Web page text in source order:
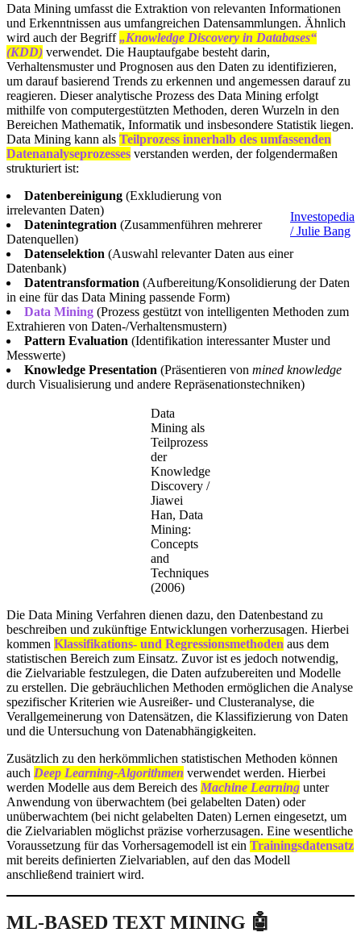
Data Mining umfasst die Extraktion von relevanten Informationen
und Erkenntnissen aus umfangreichen Datensammlungen. Ähnlich
wird auch der Begriff„Knowledge Discovery in Databases“
(KDD) verwendet. Die Hauptaufgabe besteht darin,
Verhaltensmuster und Prognosen aus den Daten zu identifizieren,
um darauf basierend Trends zu erkennen und angemessen darauf zu
reagieren. Dieser analytische Prozess des Data Mining erfolgt
mithilfe von computergestützten Methoden, deren Wurzeln in den
Bereichen Mathematik, Informatik und insbesondere Statistik liegen.
Data Mining kann als Teilprozess innerhalb des umfassenden
Datenanalyseprozesses verstanden werden, der folgendermaßen
strukturiert ist:
Investopedia
/ Julie Bang
Datenbereinigung (Exkludierung von
irrelevanten Daten)
Datenintegration (Zusammenführen mehrerer
Datenquellen)
Datenselektion (Auswahl relevanter Daten aus einer
Datenbank)
Datentransformation (Aufbereitung/Konsolidierung der Daten
in eine für das Data Mining passende Form)
Data Mining (Prozess gestützt von intelligenten Methoden zum
Extrahieren von Daten-/Verhaltensmustern)
Pattern Evaluation (Identifikation interessanter Muster und
Messwerte)
Knowledge Presentation (Präsentieren von mined knowledge
durch Visualisierung und andere Repräsenationstechniken)
Data
Mining als
Teilprozess
der
Knowledge
Discovery /
Jiawei
Han, Data
Mining:
Concepts
and
Techniques
(2006)
Die Data Mining Verfahren dienen dazu, den Datenbestand zu
beschreiben und zukünftige Entwicklungen vorherzusagen. Hierbei
kommen Klassifikations- und Regressionsmethoden aus dem
statistischen Bereich zum Einsatz. Zuvor ist es jedoch notwendig,
die Zielvariable festzulegen, die Daten aufzubereiten und Modelle
zu erstellen. Die gebräuchlichen Methoden ermöglichen die Analyse
spezifischer Kriterien wie Ausreißer- und Clusteranalyse, die
Verallgemeinerung von Datensätzen, die Klassifizierung von Daten
und die Untersuchung von Datenabhängigkeiten.
Zusätzlich zu den herkömmlichen statistischen Methoden können
auch Deep Learning-Algorithmen verwendet werden. Hierbei
werden Modelle aus dem Bereich des Machine Learning unter
Anwendung von überwachtem (bei gelabelten Daten) oder
unüberwachtem (bei nicht gelabelten Daten) Lernen eingesetzt, um
die Zielvariablen möglichst präzise vorherzusagen. Eine wesentliche
Voraussetzung für das Vorhersagemodell ist ein Trainingsdatensatz
mit bereits definierten Zielvariablen, auf den das Modell
anschließend trainiert wird.
ML-BASED TEXT MINING 🤖